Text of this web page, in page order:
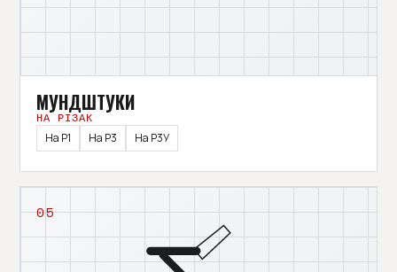
МУНДШТУКИ
НА РІЗАК
На Р1
На Р3 На Р3У
05